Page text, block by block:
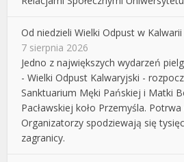
Od niedzieli Wielki Odpust w Kalwarii
7 sierpnia 2026
Jedno z największych wydarzeń
- Wielki Odpust Kalwaryjski -
Sanktuarium Męki Pańskiej i Matki
Pacławskiej koło Przemyśla.
Organizatorzy spodziewają się
zagranicy.